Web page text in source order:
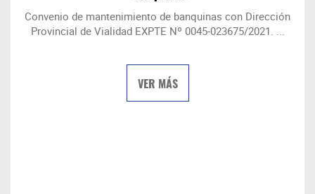
Convenio de mantenimiento de banquinas con Dirección
Provincial de Vialidad EXPTE Nº 0045-023675/2021. ...
VER MÁS